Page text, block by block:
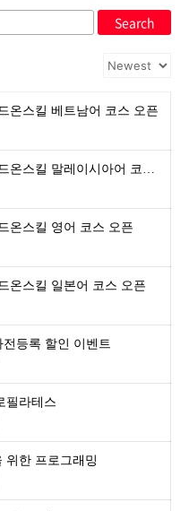
Search
온스킬 베트남어 코스 오픈
[코스소개] 척추 안정성을 위한 핸드온스킬 말레이시아어 코스 오픈
온스킬 영어 코스 오픈
온스킬 일본어 코스 오픈
등록 할인 이벤트
필라테스
위한 프로그래밍